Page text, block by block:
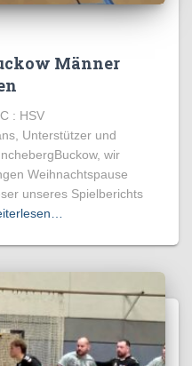
Männer
: HSV
Unterstützer und
wir
Weihnachtspause
unseres Spielberichts